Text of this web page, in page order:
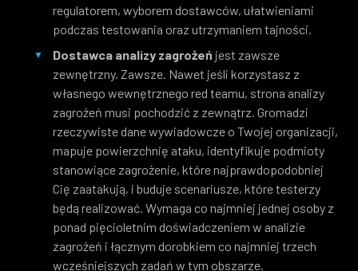
regulatorem, wyborem dostawców, ułatwieniami
podczas testowania oraz utrzymaniem tajności.
Dostawca analizy zagrożeń jest zawsze
zewnętrzny. Zawsze. Nawet jeśli korzystasz z
własnego wewnętrznego red teamu, strona analizy
zagrożeń musi pochodzić z zewnątrz. Gromadzi
rzeczywiste dane wywiadowcze o Twojej organizacji,
mapuje powierzchnię ataku, identyfikuje podmioty
stanowiące zagrożenie, które najprawdopodobniej
Cię zaatakują, i buduje scenariusze, które testerzy
będą realizować. Wymaga co najmniej jednej osoby z
ponad pięcioletnim doświadczeniem w analizie
zagrożeń i łącznym dorobkiem co najmniej trzech
wcześniejszych zadań w tym obszarze.